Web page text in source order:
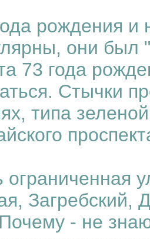
рождения и
они был
73 года
Стычки
типа
ограниченная
Загребский,
- не